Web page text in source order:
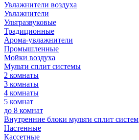
Увлажнители воздуха
Увлажнители
Ультразвуковые
Традиционные
Арома-увлажнители
Промышленные
Мойки воздуха
Мульти сплит системы
2 комнаты
3 комнаты
4 комнаты
5 комнат
до 8 комнат
Внутренние блоки мульти сплит систем
Настенные
Кассетные